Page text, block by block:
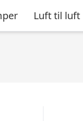
Luft til luft